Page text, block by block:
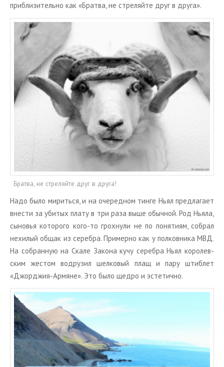
при­бли­зи­тель­но как «Брат­ва, не стре­ляй­те друг в друга».
Братва, не стреляйте друг в друга!
Надо было ми­рить­ся, и на оче­ред­ном тинге Ньял пред­ла­га­ет
вне­сти за уби­тых плату в три раза выше обыч­ной. Род Ньяла,
сы­но­вья ко­то­ро­го кого-то грох­ну­ли не по по­ня­ти­ям, со­брал
нехи­лый общак из се­реб­ра. При­мер­но как у пол­ков­ни­ка МВД.
На со­бран­ную на Скале За­ко­на кучу се­реб­ра Ньял ко­ро­лев­
ским же­стом во­дру­зил шел­ко­вый плащ и пару штиб­лет
«Джор­джия-Ар­мяне». Это было щедро и эс­те­тич­но.